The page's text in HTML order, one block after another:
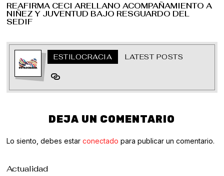
REAFIRMA CECI ARELLANO ACOMPAÑAMIENTO A
NIÑEZ Y JUVENTUD BAJO RESGUARDO DEL
SEDIF
ESTILOCRACIA LATEST POSTS
DEJA UN COMENTARIO
Lo siento, debes estarconectado para publicar un comentario.
Actualidad